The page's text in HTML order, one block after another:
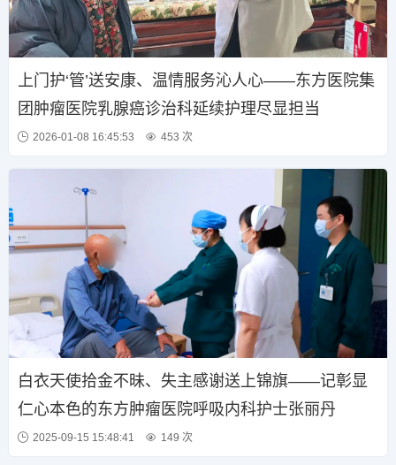
上门护‘管’送安康、温情服务沁人心——东方医院集
团肿瘤医院乳腺癌诊治科延续护理尽显担当
2026-01-08 16:45:53 453 次
白衣天使拾金不昧、失主感谢送上锦旗——记彰显
仁心本色的东方肿瘤医院呼吸内科护士张丽丹
2025-09-15 15:48:41 149 次